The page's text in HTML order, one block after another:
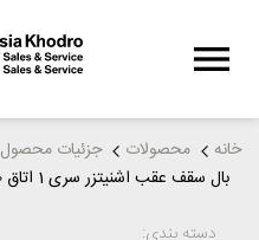
خانه محصولات
جزئیات محصول
بال سقف عقب اشنیتزر سری 1 اتاق F20 و F21
دسته بندی: